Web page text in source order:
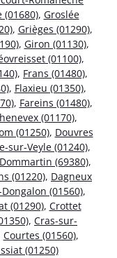
(01680), Groslée
, Grièges (01290),
, Giron (01130),
(01100),
, Frans (01480),
, Flaxieu (01350),
, Fareins (01480),
(01170),
(01250), Douvres
sur-Veyle (01240),
Dommartin (69380),
(01220), Dagneux
(01560),
(01290), Crottet
, Cras-sur-
Courtes (01560),
(01250)